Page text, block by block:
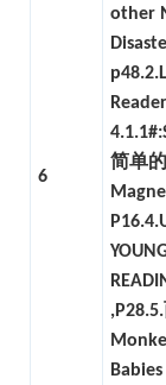
6
other
p48.
简单
P16.
,P28.